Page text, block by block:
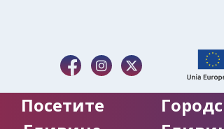
Посетите